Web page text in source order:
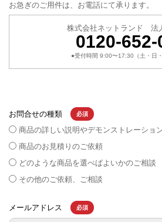
お急ぎのご用件は、お電話にて承ります。
株式会社ネットランド 法
0120-652-
●受付時間 9:00〜17:30（土・日・
お問合せの種類 必須
商品の詳しい説明やデモンストレーショ
商品のお見積りのご依頼
どのような商品を選べばよいかのご相談
その他のご依頼、ご相談
メールアドレス 必須